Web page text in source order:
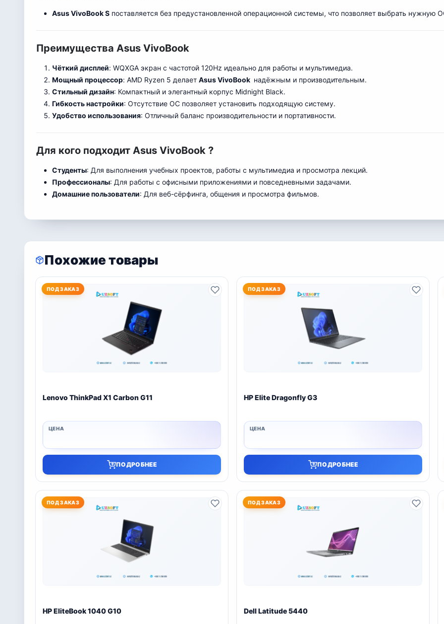
Asus VivoBook S поставляется без предустановленной операционной системы, что позволяет выбрать нужную
Преимущества Asus VivoBook
Чёткий дисплей: WQXGA экран с частотой 120Hz идеально для работы и мультимедиа.
Мощный процессор: AMD Ryzen 5 делает Asus VivoBook надёжным и производительным.
Стильный дизайн: Компактный и элегантный корпус Midnight Black.
Гибкость настройки: Отсутствие ОС позволяет установить подходящую систему.
Удобство использования: Отличный баланс производительности и портативности.
Для кого подходит Asus VivoBook ?
Студенты: Для выполнения учебных проектов, работы с мультимедиа и просмотра лекций.
Профессионалы: Для работы с офисными приложениями и повседневными задачами.
Домашние пользователи: Для веб-сёрфинга, общения и просмотра фильмов.
Похожие товары
ПОД ЗАКАЗ
Lenovo ThinkPad X1 Carbon G11
ПОДРОБНЕЕ
ПОД ЗАКАЗ
HP Elite Dragonfly G3
ПОДРОБНЕЕ
ПОД ЗАКАЗ
HP EliteBook 1040 G10
ПОД ЗАКАЗ
Dell Latitude 5440